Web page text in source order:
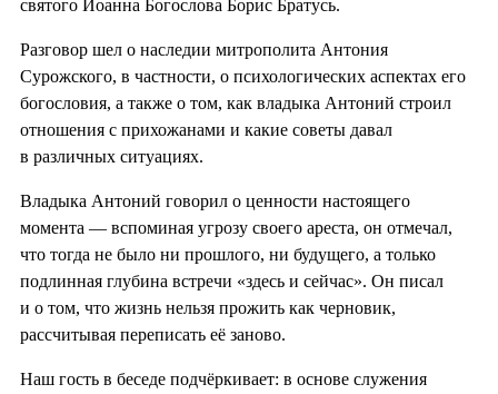
святого Иоанна Богослова Борис Братусь.
Разговор шел о наследии митрополита Антония
Сурожского, в частности, о психологических аспектах его
богословия, а также о том, как владыка Антоний строил
отношения с прихожанами и какие советы давал
в различных ситуациях.
Владыка Антоний говорил о ценности настоящего
момента — вспоминая угрозу своего ареста, он отмечал,
что тогда не было ни прошлого, ни будущего, а только
подлинная глубина встречи «здесь и сейчас». Он писал
и о том, что жизнь нельзя прожить как черновик,
рассчитывая переписать её заново.
Наш гость в беседе подчёркивает: в основе служения